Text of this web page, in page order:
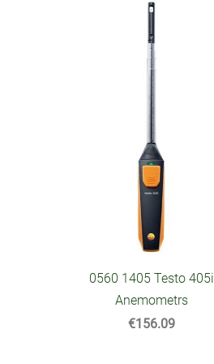
0560 1405 Testo 405i
Anemometrs
€156.09